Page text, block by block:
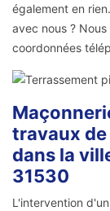
également en
avec nous ?
coordonnées
travaux
dans la
31530
L'intervention